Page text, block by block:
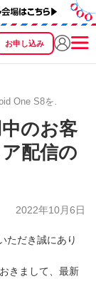
お申し込み
One S8をご利用中
のお客
配信の
2022年10月6日
ただき誠にあり
きまして、最新